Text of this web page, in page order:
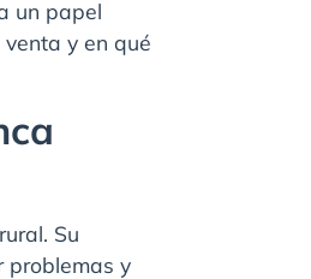
un papel
y en qué
Su
problemas y